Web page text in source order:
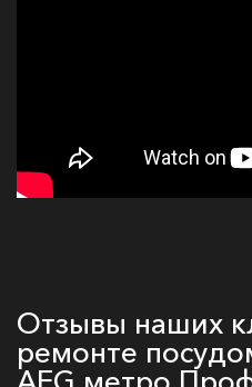
Отзывы наших
ремонте